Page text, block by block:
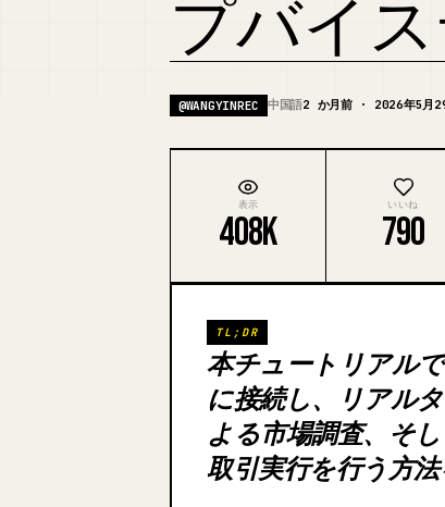
プバイ
@WANGYINREC 中国語2 か月前 · 2026年5月
表示
408K
いいね
790
TL;DR
本チュートリアル
に接続し、リアル
よる市場調査、そ
取引実行を行う方